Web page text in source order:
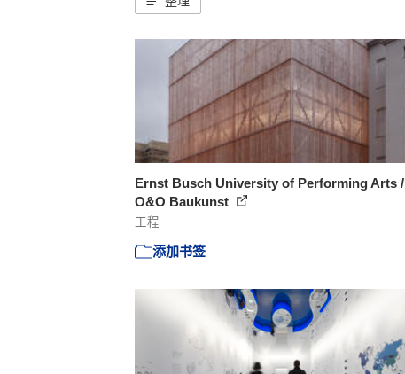
Ernst Busch University of Performing Arts /
O&O Baukunst
工程
添加书签